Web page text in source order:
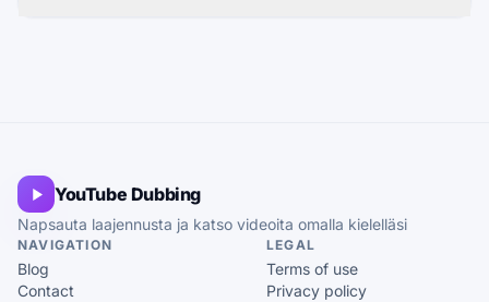
YouTube Dubbing
Napsauta laajennusta ja katso videoita omalla kielelläsi
NAVIGATION
Blog
Contact
LEGAL
Terms of use
Privacy policy